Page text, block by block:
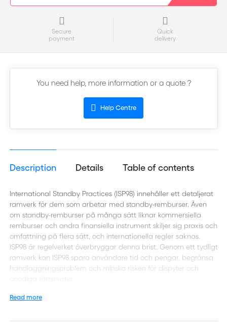
Secure
payment
Quick
delivery
You need help, more information or a quote ?
Help Centre
Description Details Table of contents
International Standby Practices (ISP98) innehåller ett detaljerat
ramverk för dem som arbetar med standby-remburser. Även
om standby-remburser på många sätt liknar kommersiella
remburser och andra finansiella instrument skiljer sig praxis och
omfattning på flera sätt, och internationella regler saknas.
ISP98 är regelverket överbryggar denna brist. Genom ett tydligt
ramverk kan ISP98 spara användare tid och pengar, begränsa
handläggningsproblem och minska risken för dispyter och
onödiga rättstvister.
För återkommande leveranser, eller delleveranser, kan standby-
kombinera den öppna betalningen med rembursens säkerhet.
Read more